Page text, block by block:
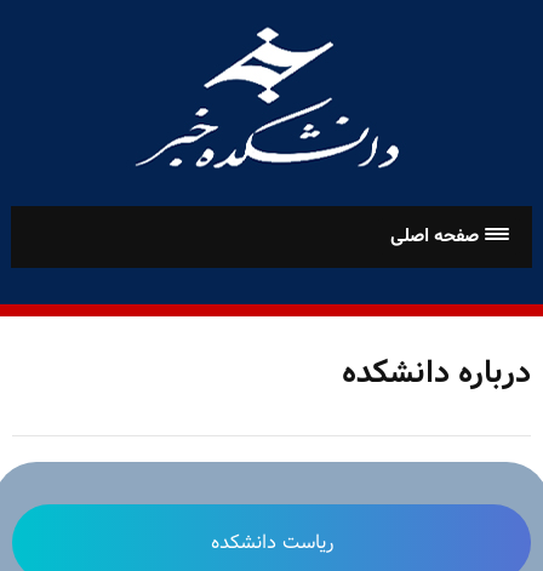
به
محتوا
صفحه اصلی
درباره دانشکده
ریاست دانشکده